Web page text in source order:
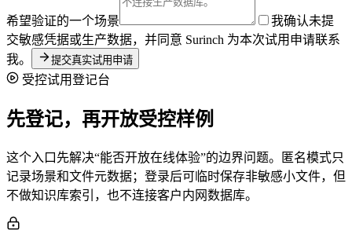
希望验证的一个场景
我确认未提
交敏感凭据或生产数据，并同意 Surinch 为本次试用申请联系
我。
提交真实试用申请
受控试用登记台
先登记，再开放受控样例
这个入口先解决“能否开放在线体验”的边界问题。匿名模式只
记录场景和文件元数据；登录后可临时保存非敏感小文件，但
不做知识库索引，也不连接客户内网数据库。